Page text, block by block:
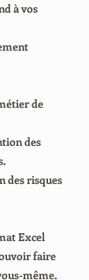
à vos
de
des
des risques
Excel
faire
même.